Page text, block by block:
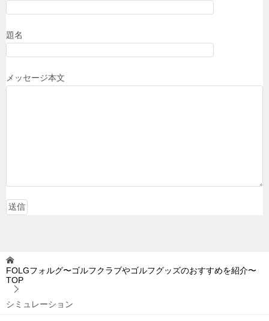
題名
メッセージ本文
FOLGフォルグ〜ゴルフクラブやゴルフグッズのおすすめを紹介〜
TOP
シミュレーション